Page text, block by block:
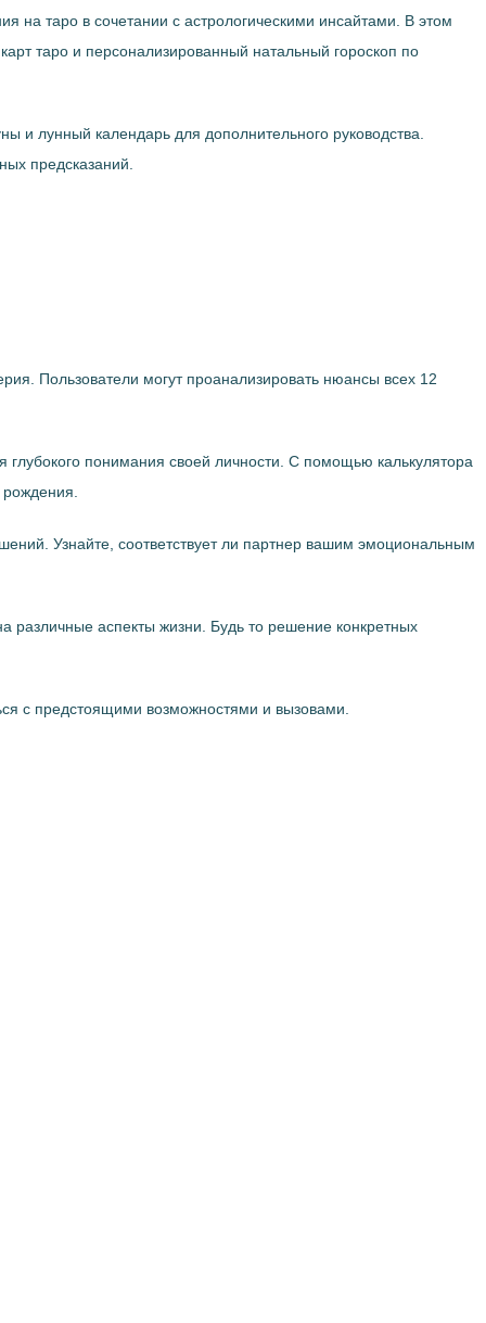
на таро в сочетании с астрологическими инсайтами. В этом
таро и персонализированный натальный гороскоп по
и лунный календарь для дополнительного руководства.
предсказаний.
Пользователи могут проанализировать нюансы всех 12
понимания своей личности. С помощью калькулятора
Узнайте, соответствует ли партнер вашим эмоциональным
различные аспекты жизни. Будь то решение конкретных
с предстоящими возможностями и вызовами.